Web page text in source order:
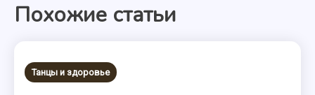
записям
Похожие статьи
Танцы и здоровье